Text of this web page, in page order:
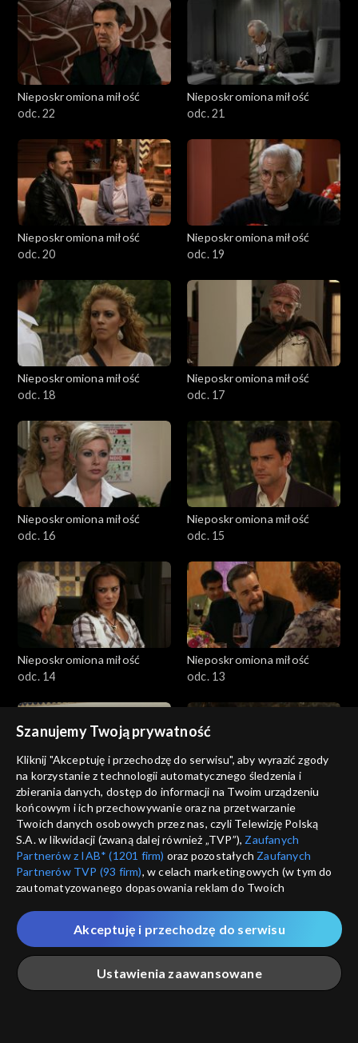
Nieposkromiona miłość
odc. 22
Nieposkromiona miłość
odc. 21
Nieposkromiona miłość
odc. 20
Nieposkromiona miłość
odc. 19
Nieposkromiona miłość
odc. 18
Nieposkromiona miłość
odc. 17
Nieposkromiona miłość
odc. 16
Nieposkromiona miłość
odc. 15
Nieposkromiona miłość
odc. 14
Nieposkromiona miłość
odc. 13
Nieposkromiona miłość
odc. 12
Nieposkromiona miłość
odc. 11
Nieposkromiona miłość
odc. 10
Nieposkromiona miłość
odc. 9
Szanujemy Twoją prywatność
Kliknij "Akceptuję i przechodzę do serwisu", aby wyrazić zgody
na korzystanie z technologii automatycznego śledzenia i
zbierania danych, dostęp do informacji na Twoim urządzeniu
końcowym i ich przechowywanie oraz na przetwarzanie
Twoich danych osobowych przez nas, czyli Telewizję Polską
S.A. w likwidacji (zwaną dalej również „TVP”), Zaufanych
Partnerów z IAB* (1201 firm) oraz pozostałych Zaufanych
Partnerów TVP (93 firm), w celach marketingowych (w tym do
zautomatyzowanego dopasowania reklam do Twoich
które wskazujemy poniżej, a także zgody na udostępnianie
przez nas identyfikatora PPID do Google.
Twoje dane osobowe zbierane podczas odwiedzania przez
Ciebie naszych
poszczególnych serwisówzwanych dalej
„Portalem”, w tym informacje zapisywane za pomocą
Ustawienia zaawansowane
Akceptuję i przechodzę do serwisu